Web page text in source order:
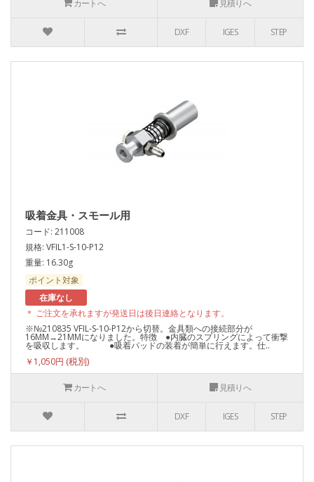
カートへ 見積りへ
DXF IGES STEP
吸着金具・スモール用
コード: 211008
規格: VFIL1-S-10-P12
重量: 16.30g
ポイント対象
在庫なし
＊ ご注文を承れますが発送日は後日連絡となります。
※№210835 VFIL-S-10-P12から切替。金具類への接続部分が
16MM→21MMになりました。特徴 ●内臓のスプリングによって衝撃
を吸収します。 ●吸着パッドの装着が簡単に行えます。仕..
￥1,050円
カートへ 見積りへ
DXF IGES STEP